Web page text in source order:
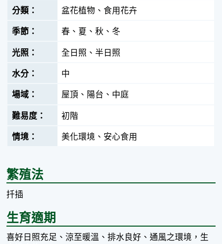
盆花植物、食用花卉
春、夏、秋、冬
全日照、半日照
中
屋頂、陽台、中庭
初階
美化環境、安心食用
繁殖法
扦插
生育適期
喜好日照充足、涼至暖溫、排水良好、通風之環境，生